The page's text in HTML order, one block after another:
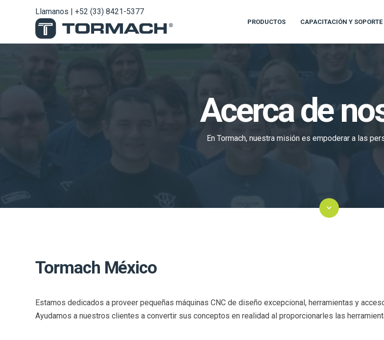
Llamanos | +52 (33) 8421-5377
PRODUCTOS CAPACITACIÓN Y SOPORTE
Acerca de
En Tormach, nuestra misión es empoderar a las
Tormach México
Estamos dedicados a proveer pequeñas máquinas CNC de diseño excepcional, herramientas y
Ayudamos a nuestros clientes a convertir sus conceptos en realidad al proporcionarles las